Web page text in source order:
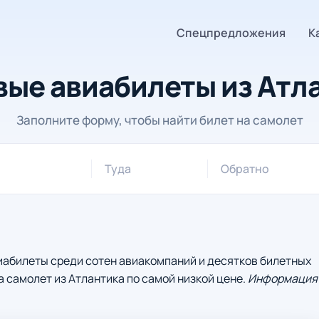
Спецпредложения
авиабилеты из
Заполните форму, чтобы найти билет на самолет
Туда Обратно
среди сотен авиакомпаний и десятков билетных
из Атлантика по самой низкой цене. Информация